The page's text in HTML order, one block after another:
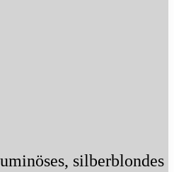
silberblondes